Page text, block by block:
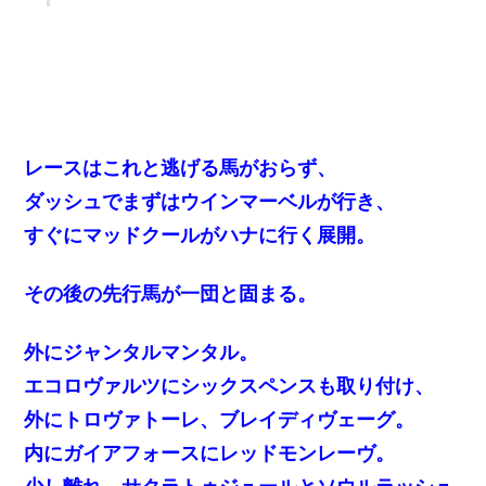
レースはこれと逃げる馬がおらず、
ダッシュでまずはウインマーベルが行き、
すぐにマッドクールがハナに行く展開。
その後の先行馬が一団と固まる。
外にジャンタルマンタル。
エコロヴァルツにシックスペンスも取り付け、
外にトロヴァトーレ、ブレイディヴェーグ。
内にガイアフォースにレッドモンレーヴ。